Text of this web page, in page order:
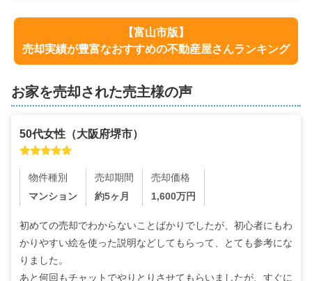
【富山市版】
売却実績が豊富なおすすめの不動産屋さんランキング
お家を売却された売主様の声
50代女性 （大阪府堺市）
物件種別
マンション
売却期間
約5ヶ月
売却価格
1,600万円
初めての売却でわからないことばかりでしたが、初心者にもわ
かりやすい絵を使った説明などしてもらって、とても参考にな
りました。
あと何回もチャットでやりとりさせてもらいましたが、すぐに